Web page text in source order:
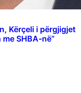
Kërçeli i përgjigjet
SHBA-në”